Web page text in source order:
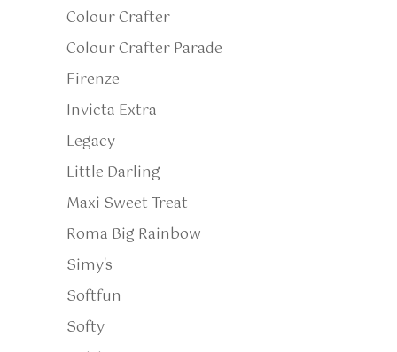
Colour Crafter
Colour Crafter Parade
Firenze
Invicta Extra
Legacy
Little Darling
Maxi Sweet Treat
Roma Big Rainbow
Simy's
Softfun
Softy